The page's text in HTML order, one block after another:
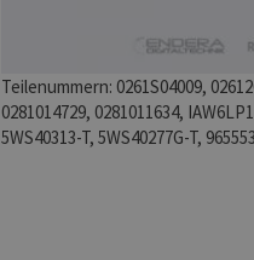
Teilenummern: 0261S04009,
0281014729, 0281011634,
5WS40313-T, 5WS40277G-T,